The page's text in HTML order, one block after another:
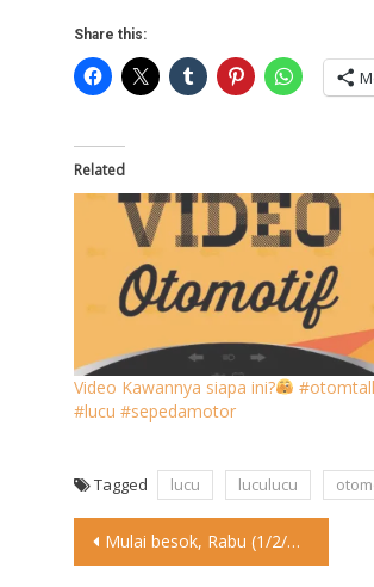
Share this:
Related
Video Kawannya siapa ini?
#lucu #sepedamotor
Tagged lucu luculucu
Post
Mulai besok, Rabu (1/2/2023), persentase campuran bahan bakar nabati (BBN)